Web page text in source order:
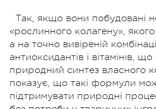
Так, якщо вони побудовані
«рослинного колагену»,
а на точно вивіреній
антиоксидантів і вітамінів,
природний синтез власного
показує, що такі формули
підтримувати природні